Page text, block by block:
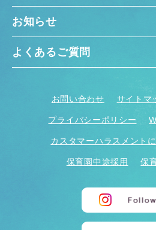
お知らせ
よくあるご質問
お問い合わせ サイトマ
プライバシーポリシー
カスタマーハラスメント
保育園中途採用 保